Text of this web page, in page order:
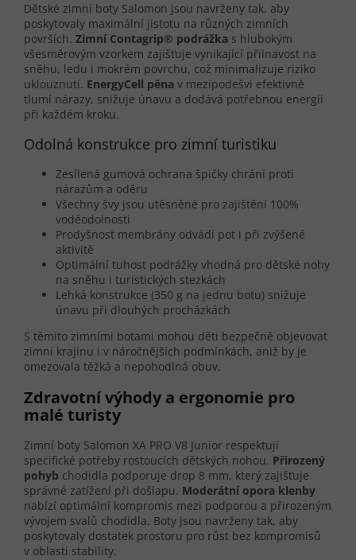
Dětské zimní boty Salomon jsou navrženy tak, aby
poskytovaly maximální jistotu na různých zimních
površích. Zimní Contagrip® podrážka s hlubokým
všesměrovým vzorkem zajišťuje vynikající přilnavost na
sněhu, ledu i mokrém povrchu, což minimalizuje riziko
uklouznutí. EnergyCell pěna v mezipodešvi efektivně
tlumí nárazy, snižuje únavu a dodává potřebnou energii
při každém kroku.
Odolná konstrukce pro zimní turistiku
Zesílená gumová ochrana špičky chrání proti
nárazům a oděru
Všechny švy jsou utěsněné pro zajištění 100%
voděodolnosti
Prodyšnost membrány odvádí pot i při zvýšené
aktivitě
Optimální tuhost podrážky vhodná pro dětské nohy
na sněhu i turistických stezkách
Lehká konstrukce (350 g na jednu botu) snižuje
únavu při dlouhých procházkách
S těmito zimními botami mohou děti bezpečně objevovat
zimní krajinu i v náročnějších podmínkách, aniž by je
omezovala těžká a nepohodlná obuv.
Zdravotní výhody a ergonomie pro
malé turisty
Zimní boty Salomon XA PRO V8 Junior respektují
specifické potřeby rostoucích dětských nohou. Přirozený
pohyb chodidla podporuje drop 8 mm, který zajišťuje
správné zatížení při došlapu. Moderátní opora klenby
nabízí optimální kompromis mezi podporou a přirozeným
vývojem svalů chodidla. Boty jsou navrženy tak, aby
poskytovaly dostatek prostoru pro růst bez kompromisů
v oblasti stability.